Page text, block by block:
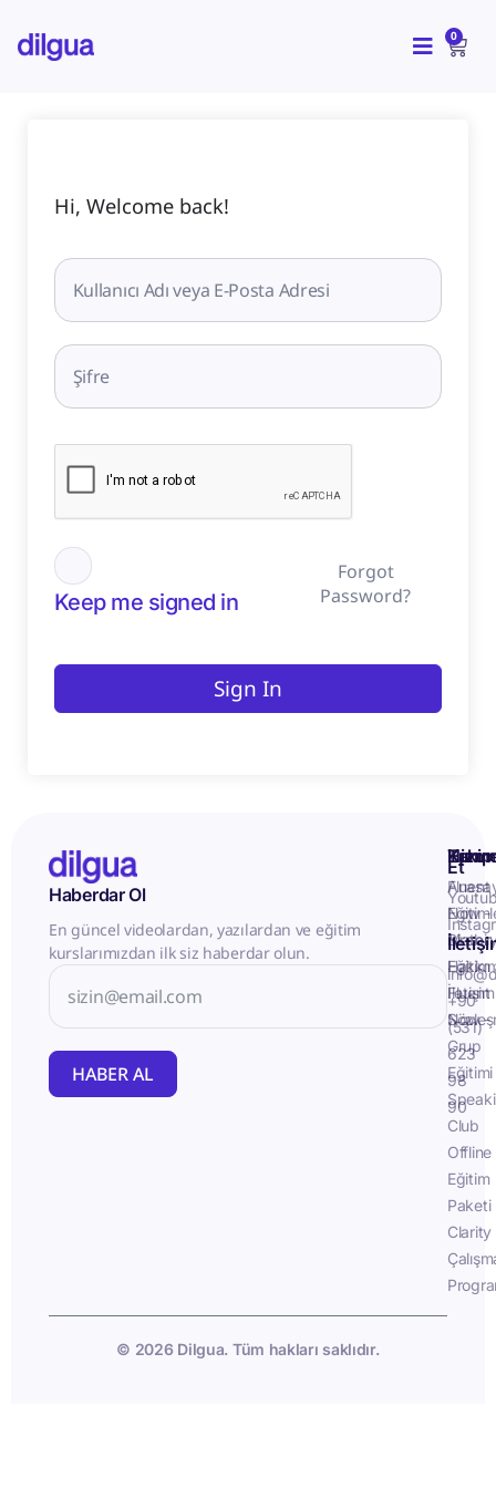
atla
0
Hi, Welcome back!
Keep me signed in
Forgot
Password?
Sign In
Haberdar Ol
En güncel videolardan, yazılardan ve eğitim
kurslarımızdan ilk siz haberdar olun.
HABER AL
İletişim
Fluent
Now -
Birebir
Eğitim
Fluent
Now -
Grup
Eğitimi
Club
Offline
Eğitim
Paketi
Clarity
Takip
Et
+90
(531)
623
98
90
© 2026 Dilgua. Tüm hakları saklıdır.